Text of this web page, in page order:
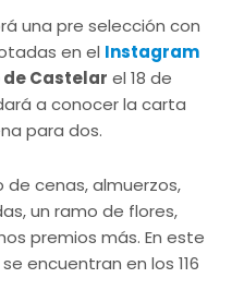
una pre selección con
en el Instagram
Castelar el 18 de
a conocer la carta
para dos.
cenas, almuerzos,
un ramo de flores,
premios más. En este
encuentran en los 116